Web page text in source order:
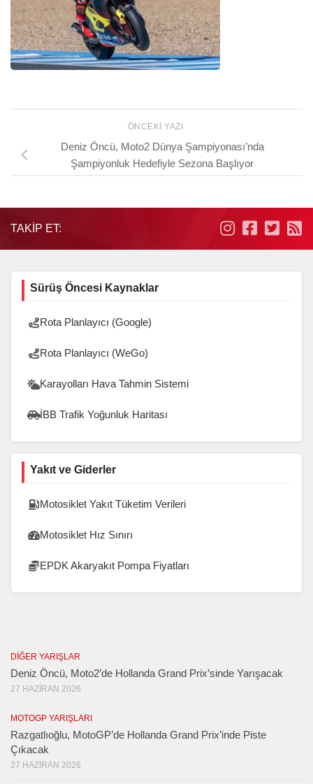
ÖNCEKI YAZI
Deniz Öncü, Moto2 Dünya Şampiyonası’nda
Şampiyonluk Hedefiyle Sezona Başlıyor
TAKIP ET:
Sürüş Öncesi Kaynaklar
Rota Planlayıcı (Google)
Rota Planlayıcı (WeGo)
Karayolları Hava Tahmin Sistemi
İBB Trafik Yoğunluk Haritası
Yakıt ve Giderler
Motosiklet Yakıt Tüketim Verileri
Motosiklet Hız Sınırı
EPDK Akaryakıt Pompa Fiyatları
DIĞER YARIŞLAR
Deniz Öncü, Moto2’de Hollanda Grand Prix’sinde Yarışacak
27 HAZIRAN 2026
MOTOGP YARIŞLARI
Razgatlıoğlu, MotoGP’de Hollanda Grand Prix’inde Piste
Çıkacak
27 HAZIRAN 2026